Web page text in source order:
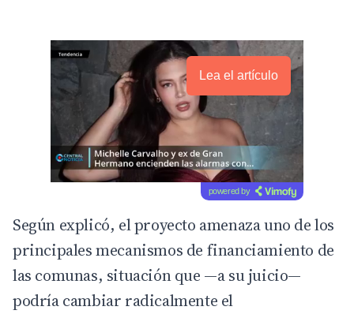
Lea el artículo
powered by
Según explicó, el proyecto amenaza uno de los
principales mecanismos de financiamiento de
las comunas, situación que —a su juicio—
podría cambiar radicalmente el